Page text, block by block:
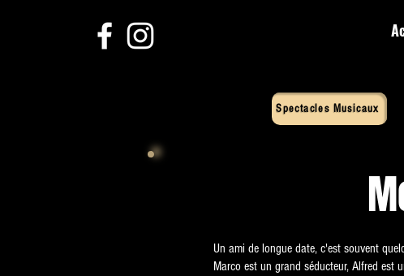
Spectacles Musicaux
Un ami de longue date, c'est souvent
Marco est un grand séducteur, Alfred est